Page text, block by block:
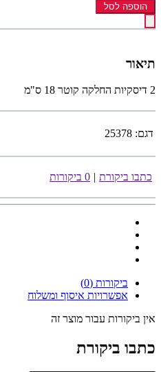
הוספה לסל
תיאור
2 דיסקיות החלקה קוטר 18 ס"מ
דגם: 25378
כתבו ביקורת | 0 ביקורות
ביקורות (0)
אפשרויות איסוף ומשלוח
אין ביקורות עבור מוצר זה
כתבו ביקורת